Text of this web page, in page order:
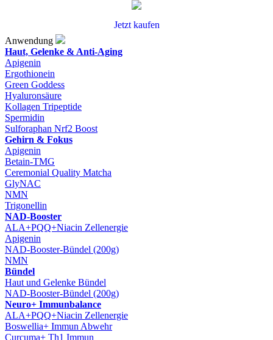
Jetzt kaufen
Anwendung
Haut, Gelenke & Anti-Aging
Apigenin
Ergothionein
Green Goddess
Hyaluronsäure
Kollagen Tripeptide
Spermidin
Sulforaphan Nrf2 Boost
Gehirn & Fokus
Apigenin
Betain-TMG
Ceremonial Quality Matcha
GlyNAC
NMN
Trigonellin
NAD-Booster
ALA+PQQ+Niacin Zellenergie
Apigenin
NAD-Booster-Bündel (200g)
NMN
Bündel
Haut und Gelenke Bündel
NAD-Booster-Bündel (200g)
Neuro+ Immunbalance
ALA+PQQ+Niacin Zellenergie
Boswellia+ Immun Abwehr
Curcuma+ Th1 Immun